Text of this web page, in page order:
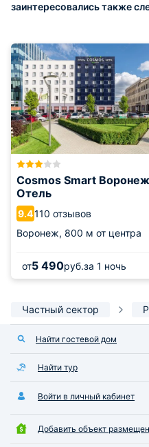
заинтересовались также
Cosmos Smart Воронеж
Отель
9.4110 отзывов
Воронеж, 800 м от центра
от5 490руб.за 1 ночь
Частный сектор
Найти гостевой дом
Найти тур
Войти в личный кабинет
Добавить объект